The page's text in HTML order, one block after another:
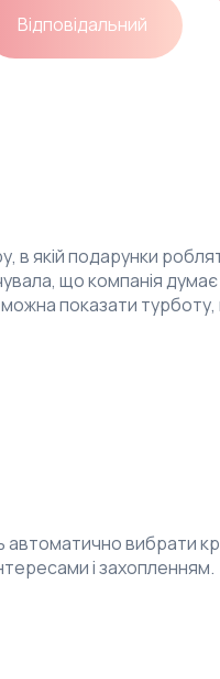
Відповідальний
в якій подарунки
що компанія
показати турботу,
автоматично вибрати
і захопленням.